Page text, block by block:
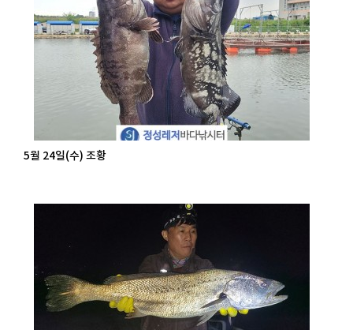
5월 24일(수) 조황